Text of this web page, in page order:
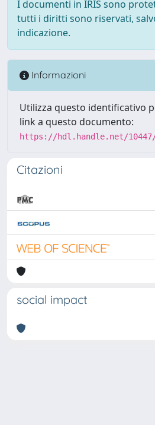
I documenti in IRIS sono
tutti i diritti sono riservati,
indicazione.
Informazioni
Utilizza questo identificativo
link a questo documento:
https://hdl.handle.net/10447/
Citazioni
social impact